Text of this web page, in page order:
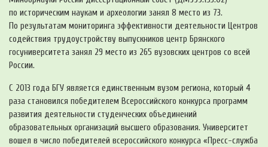
по историческим наукам и археологии занял 8 место из 73.
По результатам мониторинга эффективности деятельности Центров
содействия трудоустройству выпускников центр Брянского
госуниверситета занял 29 место из 265 вузовских центров со всей
России.
С 2013 года БГУ является единственным вузом региона, который 4
раза становился победителем Всероссийского конкурса программ
развития деятельности студенческих объединений
образовательных организаций высшего образования. Университет
вошел в число победителей всероссийского конкурса «Пресс-служба